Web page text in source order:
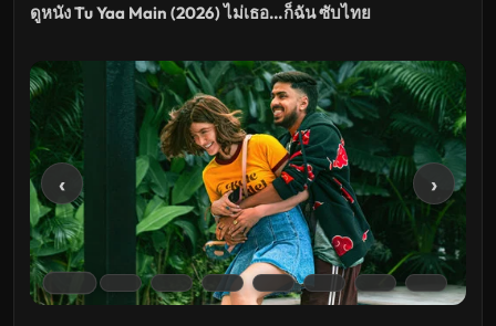
ดูหนัง Tu Yaa Main (2026) ไม่เธอ…ก็ฉัน ซับไทย
‹ ›